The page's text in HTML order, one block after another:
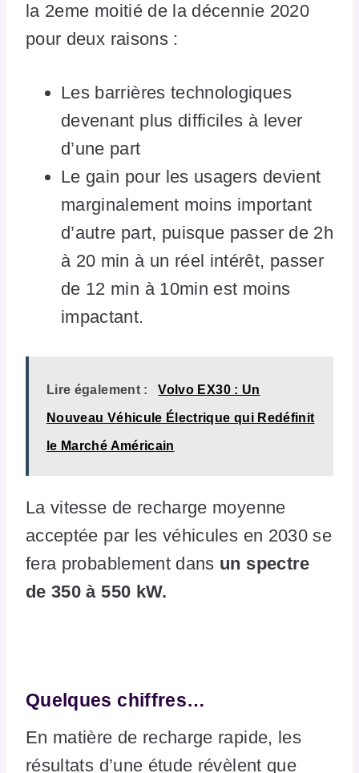
la 2eme moitié de la décennie 2020
pour deux raisons :
Les barrières technologiques
devenant plus difficiles à lever
d’une part
Le gain pour les usagers devient
marginalement moins important
d’autre part, puisque passer de 2h
à 20 min à un réel intérêt, passer
de 12 min à 10min est moins
impactant.
Lire également : Volvo EX30 : Un
Nouveau Véhicule Électrique qui Redéfinit
le Marché Américain
La vitesse de recharge moyenne
acceptée par les véhicules en 2030 se
fera probablement dans un spectre
de 350 à 550 kW.
Quelques chiffres…
En matière de recharge rapide, les
résultats d’une étude révèlent que